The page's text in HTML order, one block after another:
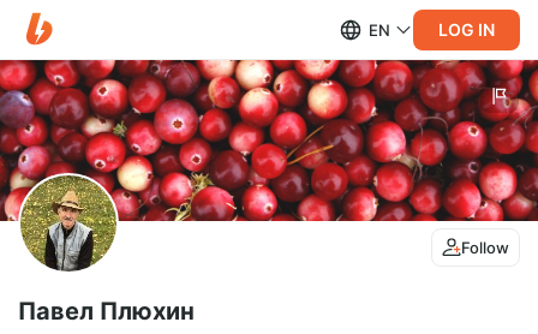
EN LOG IN
Follow
Павел Плюхин